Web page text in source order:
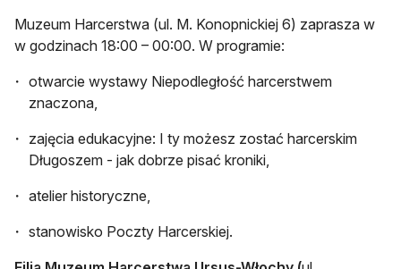
Muzeum Harcerstwa (ul. M. Konopnickiej 6) zaprasza w
w godzinach 18:00 – 00:00. W programie:
otwarcie wystawy Niepodległość harcerstwem
znaczona,
zajęcia edukacyjne: I ty możesz zostać harcerskim
Długoszem - jak dobrze pisać kroniki,
atelier historyczne,
stanowisko Poczty Harcerskiej.